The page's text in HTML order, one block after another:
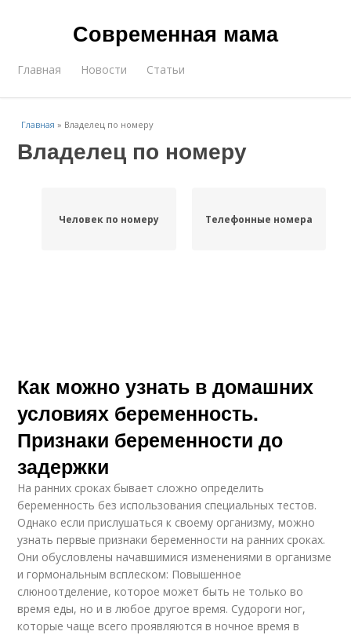
Современная мама
Главная Новости Статьи
Главная » Владелец по номеру
Владелец по номеру
Человек по номеру Телефонные номера
Как можно узнать в домашних
условиях беременность.
Признаки беременности до
задержки
На ранних сроках бывает сложно определить
беременность без использования специальных тестов.
Однако если прислушаться к своему организму, можно
узнать первые признаки беременности на ранних сроках.
Они обусловлены начавшимися изменениями в организме
и гормональным всплеском: Повышенное
слюноотделение, которое может быть не только во
время еды, но и в любое другое время. Судороги ног,
которые чаще всего проявляются в ночное время в